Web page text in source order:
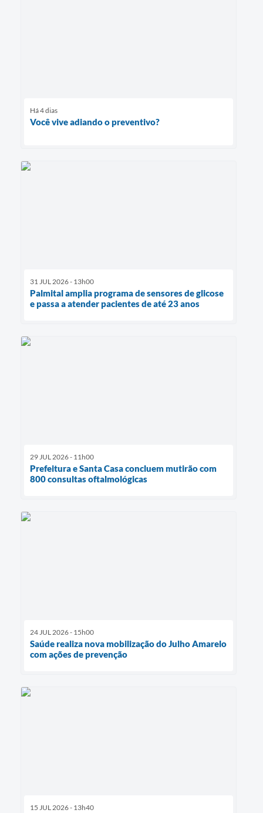
Há 4 dias
Você vive adiando o preventivo?
31 JUL 2026 - 13h00
Palmital amplia programa de sensores de glicose
e passa a atender pacientes de até 23 anos
29 JUL 2026 - 11h00
Prefeitura e Santa Casa concluem mutirão com
800 consultas oftalmológicas
24 JUL 2026 - 15h00
Saúde realiza nova mobilização do Julho Amarelo
com ações de prevenção
15 JUL 2026 - 13h40